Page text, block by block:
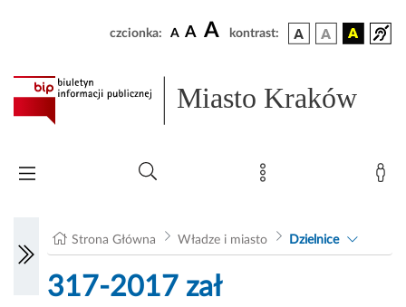
czcionka: A A A kontrast:
Miasto Kraków
Strona Główna Władze i miasto Dzielnice
317-2017 zał